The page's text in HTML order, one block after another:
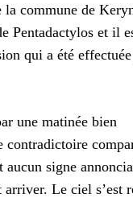
commune de
Pentadactylos et il
qui a été
une matinée bien
contradictoire
signe
Le ciel s’est